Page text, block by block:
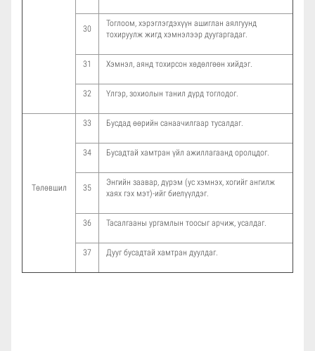
30
Тоглоом, хэрэглэгдэхүүн ашиглан аялгуунд
тохируулж жигд хэмнэлээр дуугаргадаг.
31 Хэмнэл, аянд тохирсон хөдөлгөөн хийдэг.
32 Үлгэр, зохиолын танил дүрд тоглодог.
Төлөвшил
33 Бусдад өөрийн санаачилгаар тусалдаг.
34 Бусадтай хамтран үйл ажиллагаанд оролцдог.
35
Энгийн заавар, дүрэм (ус хэмнэх, хогийг ангилж
хаях гэх мэт)-ийг биелүүлдэг.
36 Тасалгааны ургамлын тоосыг арчиж, усалдаг.
37 Дууг бусадтай хамтран дуулдаг.